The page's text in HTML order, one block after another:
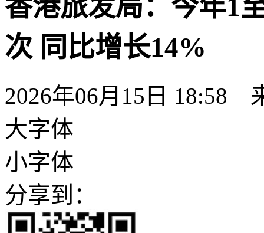
香港旅发局：今年1
次 同比增长14%
2026年06月15日 18:58
大字体
小字体
分享到：